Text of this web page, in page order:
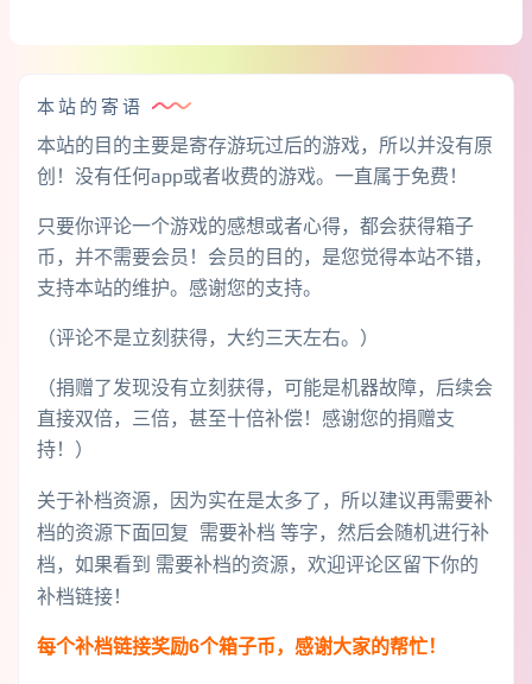
本站的寄语
本站的目的主要是寄存游玩过后的游戏，所以并没有原
创！没有任何app或者收费的游戏。一直属于免费！
只要你评论一个游戏的感想或者心得，都会获得箱子
币，并不需要会员！会员的目的，是您觉得本站不错，
支持本站的维护。感谢您的支持。
（评论不是立刻获得，大约三天左右。）
（捐赠了发现没有立刻获得，可能是机器故障，后续会
直接双倍，三倍，甚至十倍补偿！感谢您的捐赠支
持！）
关于补档资源，因为实在是太多了，所以建议再需要补
档的资源下面回复 需要补档 等字，然后会随机进行补
档，如果看到 需要补档的资源，欢迎评论区留下你的
补档链接！
每个补档链接奖励6个箱子币，感谢大家的帮忙！